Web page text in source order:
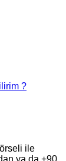
?
ile
ya da +90